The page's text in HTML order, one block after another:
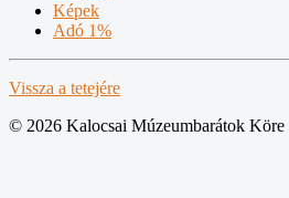
Képek
Adó 1%
Vissza a tetejére
© 2026 Kalocsai Múzeumbarátok Köre